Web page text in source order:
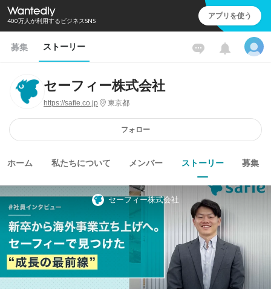
400万人が利用するビジネスSNS アプリを使う
募集 ストーリー
セーフィー株式会社
https://safie.co.jp 東京都
フォロー
ホーム 私たちについて メンバー ストーリー 募集
セーフィー株式会社